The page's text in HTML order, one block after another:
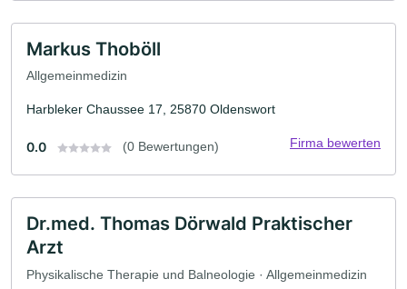
Markus Thoböll
Allgemeinmedizin
Harbleker Chaussee 17, 25870 Oldenswort
0.0 (0 Bewertungen) Firma bewerten
Dr.med. Thomas Dörwald Praktischer
Arzt
Physikalische Therapie und Balneologie · Allgemeinmedizin